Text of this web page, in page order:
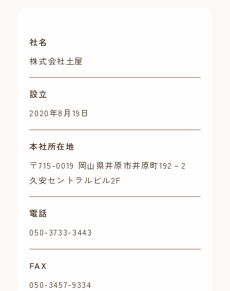
社名
株式会社土屋
設立
2020年8月19日
本社所在地
〒715-0019 岡山県井原市井原町192－2
久安セントラルビル2F
電話
050-3733-3443
FAX
050-3457-9334